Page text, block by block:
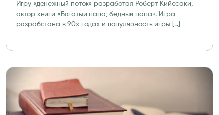
Игру «денежный поток» разработал Роберт Кийосаки,
автор книги «Богатый папа, бедный папа». Игра
разработана в 90х годах и популярность игры […]